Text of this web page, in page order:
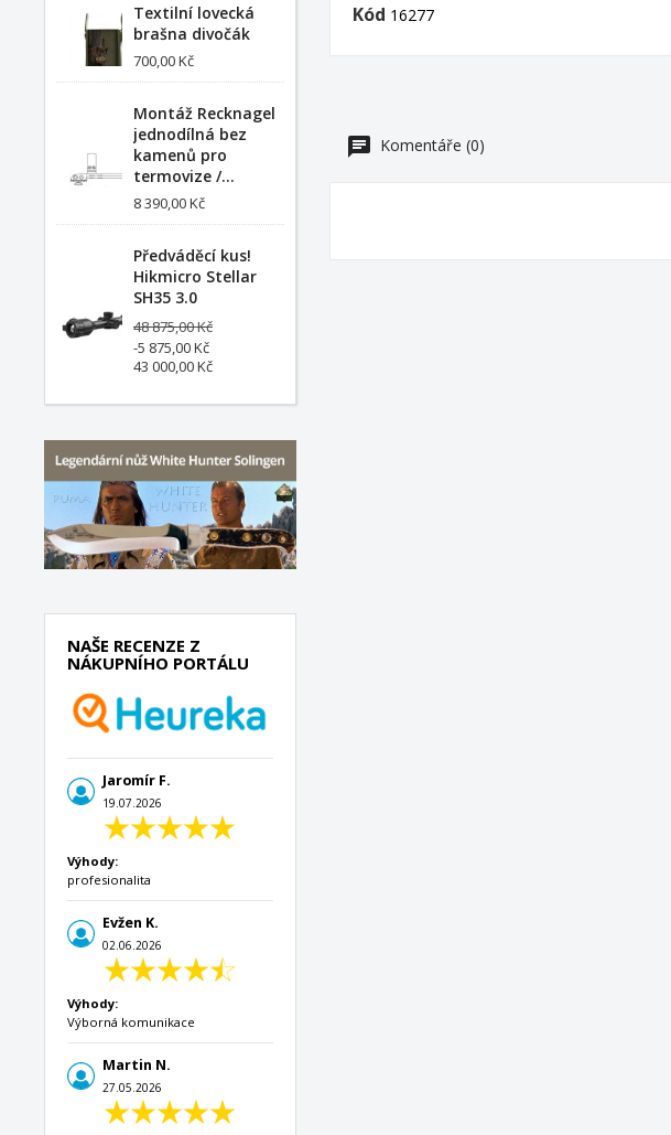
Textilní lovecká
brašna divočák
700,00 Kč
Montáž Recknagel
jednodílná bez
kamenů pro
termovize /...
8 390,00 Kč
Předváděcí kus!
Hikmicro Stellar
SH35 3.0
48 875,00 Kč
-5 875,00 Kč
43 000,00 Kč
NAŠE RECENZE Z
NÁKUPNÍHO PORTÁLU
Jaromír F.
19.07.2026
Výhody:
profesionalita
Evžen K.
02.06.2026
Výhody:
Výborná komunikace
Martin N.
27.05.2026
Kód 16277
Komentáře (0)